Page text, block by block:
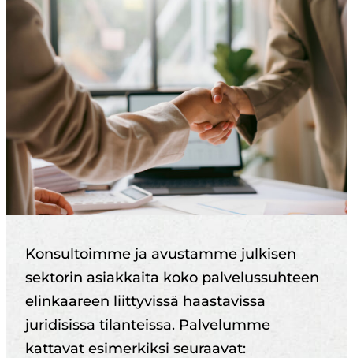
Konsultoimme ja avustamme julkisen
sektorin asiakkaita koko palvelussuhteen
elinkaareen liittyvissä haastavissa
juridisissa tilanteissa. Palvelumme
kattavat esimerkiksi seuraavat: